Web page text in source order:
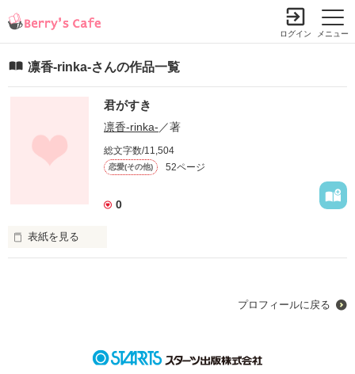
メニュー
ログイン
凛香-rinka-さんの作品一覧
君がすき
凛香-rinka- ／著
総文字数/11,504
恋愛(その他) 52ページ
0
表紙を見る
プロフィールに戻る